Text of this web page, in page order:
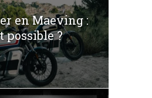
en Maeving :
possible ?